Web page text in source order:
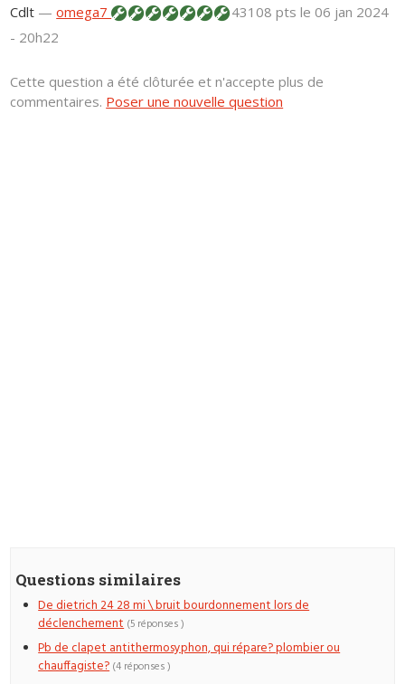
Cdlt —omega7 43108 ptsle 06 jan 2024
- 20h22
Cette question a été clôturée et n'accepte plus de
commentaires. Poser une nouvelle question
Questions similaires
De dietrich 24 28 mi \ bruit bourdonnement lors de
déclenchement (5 réponses )
Pb de clapet antithermosyphon, qui répare? plombier ou
chauffagiste? (4 réponses )